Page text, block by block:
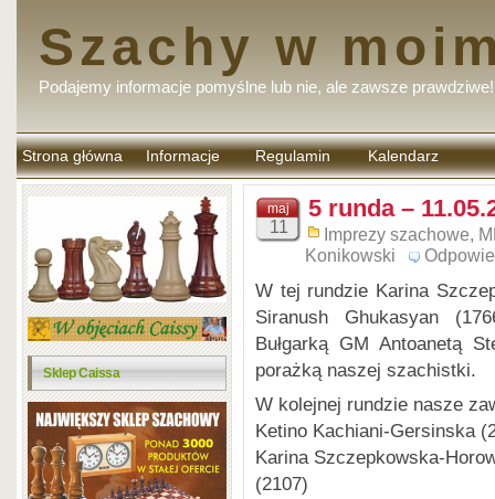
Szachy w
Podajemy informacje pomyślne lub nie, ale zawsze prawdziwe!
Strona główna Informacje Regulamin
komentarzy
Kalendarz
Sklep Caissa
maj
11
5 runda –
Imprezy szachowe,
Konikowski
W tej rundzie Karina
Siranush Ghukasyan
Bułgarką GM Antoanetą
porażką naszej szachistki.
W kolejnej rundzie nasze
Ketino Kachiani-Gersinska
Karina Szczepkowska-
(2107)